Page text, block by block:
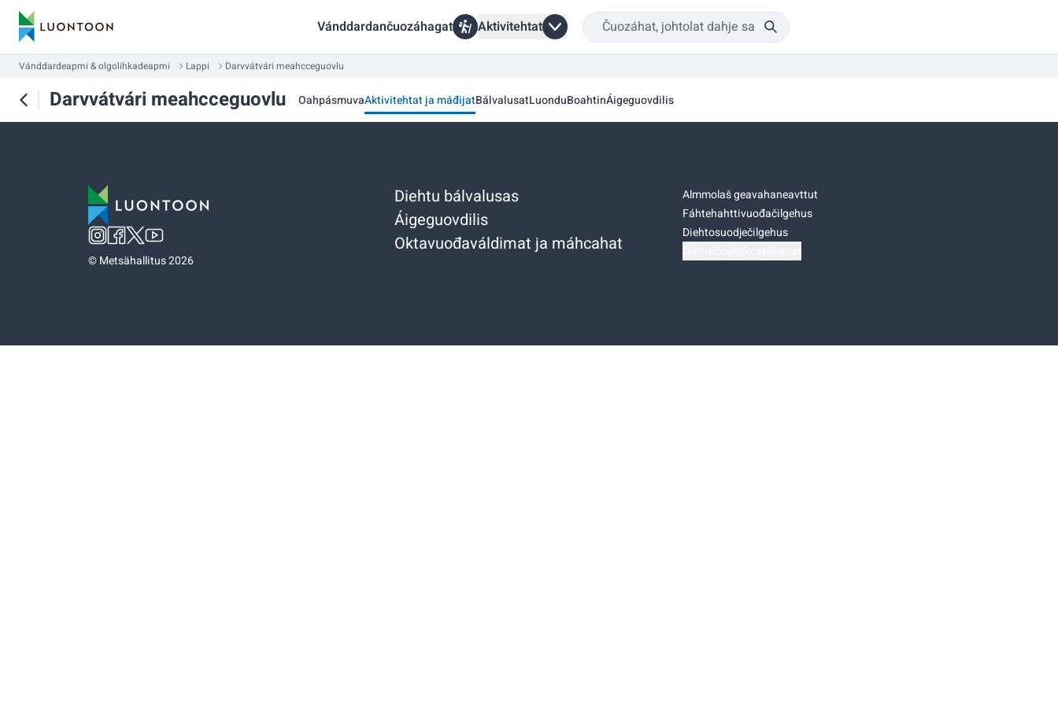
Vánddardančuozáhagat Aktivitehtat
Vánddardeapmi & olgolihkadeapmi Lappi Darvvátvári meahcceguovlu
Darvvátvári meahcceguovlu OahpásmuvaAktivitehtat ja máđijatBálvalusatLuonduBoahtinÁigeguovdilis
©Metsähallitus 2026
Diehtu bálvalusas
Áigeguovdilis
Oktavuođaváldimat ja máhcahat
Almmolaš geavahaneavttut
Fáhtehahttivuođačilgehus
Diehtosuodječilgehus